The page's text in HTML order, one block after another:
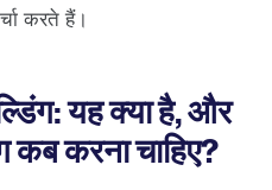
करते हैं।
यह क्या है, और
करना चाहिए?